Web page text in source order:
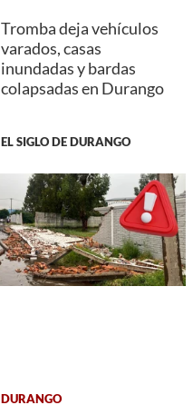
Tromba deja vehículos
varados, casas
inundadas y bardas
colapsadas en Durango
EL SIGLO DE DURANGO
DURANGO